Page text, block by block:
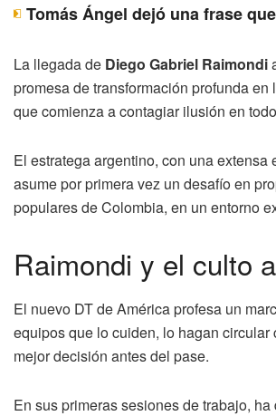
Tomás Ángel dejó una frase
La llegada de Diego Gabriel Raimondi
promesa de transformación profunda
que comienza a contagiar ilusión en
El estratega argentino, con una
asume por primera vez un desafío en
populares de Colombia, en un entorno
Raimondi y el culto
El nuevo DT de América profesa un
equipos que lo cuiden, lo hagan
mejor decisión antes del pase.
En sus primeras sesiones de trabajo,